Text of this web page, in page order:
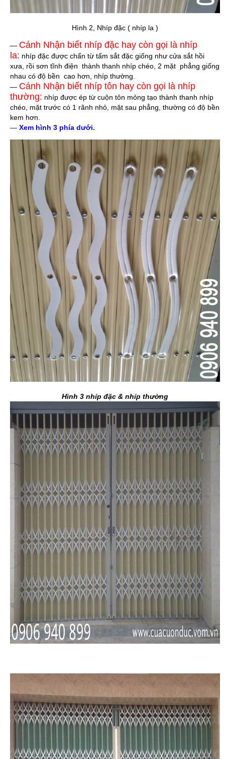
Hình 2, Nhíp đặc ( nhíp la )
— Cánh Nhận biết nhíp đặc hay còn gọi là nhíp
la: nhíp đặc được chấn từ tấm sắt đặc giống như cửa sắt hồi
xưa, rồi sơn tĩnh điện thành thanh nhíp chéo, 2 mặt phẳng giống
nhau có độ bền cao hơn, nhíp thường.
— Cánh Nhận biết nhíp tôn hay còn gọi là nhíp
thường: nhíp được ép từ cuộn tôn mỏng tạo thành thanh nhíp
chéo, mặt trước có 1 rãnh nhỏ, mặt sau phẳng, thường có độ bền
kem hơn.
— Xem hình 3 phía dưới.
Hình 3 nhíp đặc & nhíp thường